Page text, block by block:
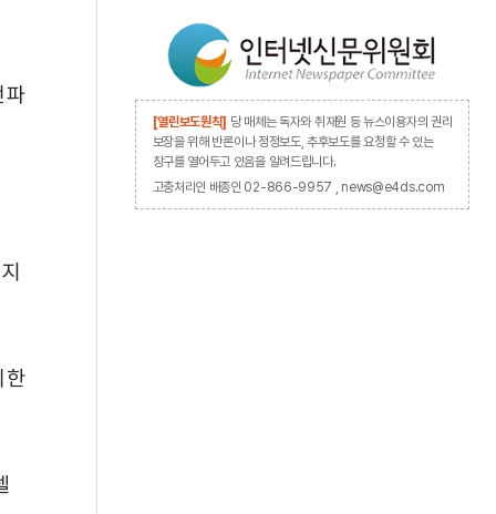
파
한
[열린보도원칙] 당 매체는 독자와 취재원 등 뉴스이용자의 권리
보장을 위해 반론이나 정정보도, 추후보도를 요청할 수 있는
창구를 열어두고 있음을 알려드립니다.
고충처리인 배종인 02-866-9957 , news@e4ds.com